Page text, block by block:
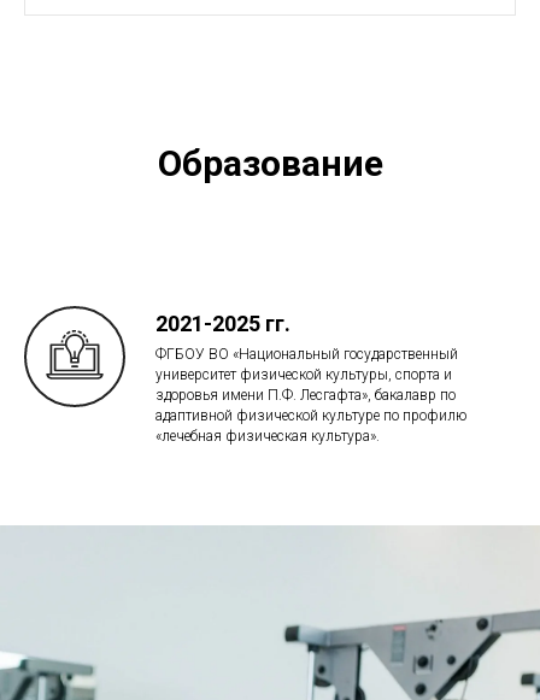
Образование
2021-2025 гг.
ФГБОУ ВО «Национальный государственный
университет физической культуры, спорта и
здоровья имени П.Ф. Лесгафта», бакалавр по
адаптивной физической культуре по профилю
«лечебная физическая культура».